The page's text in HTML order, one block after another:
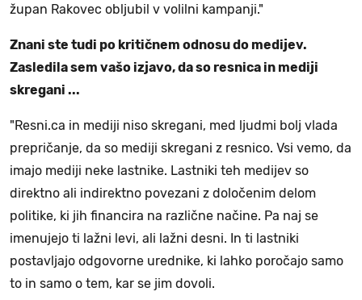
župan Rakovec obljubil v volilni kampanji."
Znani ste tudi po kritičnem odnosu do medijev.
Zasledila sem vašo izjavo, da so resnica in mediji
skregani ...
"Resni.ca in mediji niso skregani, med ljudmi bolj vlada
prepričanje, da so mediji skregani z resnico. Vsi vemo, da
imajo mediji neke lastnike. Lastniki teh medijev so
direktno ali indirektno povezani z določenim delom
politike, ki jih financira na različne načine. Pa naj se
imenujejo ti lažni levi, ali lažni desni. In ti lastniki
postavljajo odgovorne urednike, ki lahko poročajo samo
to in samo o tem, kar se jim dovoli.